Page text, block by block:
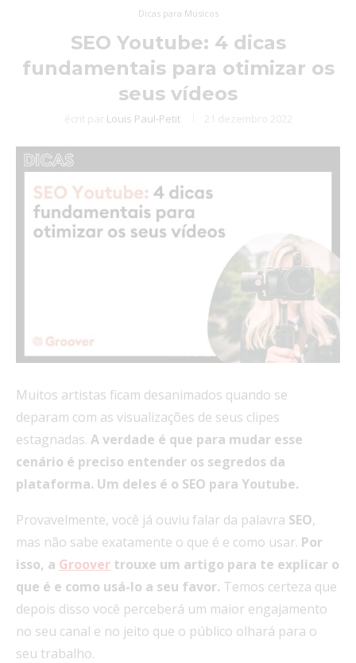
Dicas para Músicos
SEO Youtube: 4 dicas
fundamentais para otimizar os
seus vídeos
écrit par Louis Paul-Petit 21 dezembro 2022
Muitos artistas ficam desanimados quando se
deparam com as visualizações de seus clipes
estagnadas. A verdade é que para mudar esse
cenário é preciso entender os segredos da
plataforma. Um deles é o SEO para Youtube.
Provavelmente, você já ouviu falar da palavra SEO,
mas não sabe exatamente o que é e como usar. Por
isso, a Groover trouxe um artigo para te explicar o
que é e como usá-lo a seu favor. Temos certeza que
depois disso você perceberá um maior engajamento
no seu canal e no jeito que o público olhará para o
seu trabalho.